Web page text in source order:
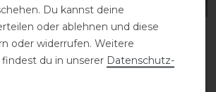
QHP Fleecedecke Shet
mit Hals
Du kannst deine
oder ablehnen und diese
oder widerrufen. Weitere
du in unserer Daten­schutz­